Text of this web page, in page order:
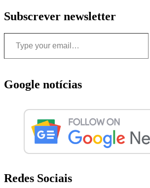
Subscrever newsletter
Type your email…
Google notícias
Redes Sociais